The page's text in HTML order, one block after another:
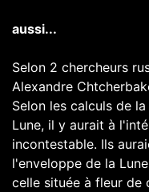
aussi...
Selon 2 chercheurs
Alexandre
Selon les calculs de
Lune, il y aurait à
incontestable. Ils
l'enveloppe de la
celle située à fleur de